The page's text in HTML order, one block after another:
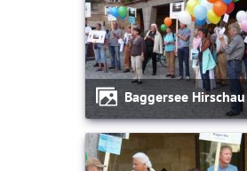
Baggersee Hirschau